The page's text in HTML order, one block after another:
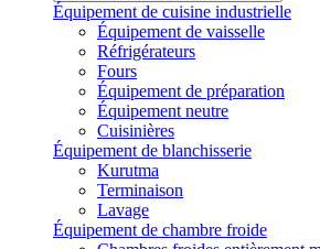
Équipement de cuisine industrielle
Équipement de vaisselle
Réfrigérateurs
Fours
Équipement de préparation
Équipement neutre
Cuisinières
Équipement de blanchisserie
Kurutma
Terminaison
Lavage
Équipement de chambre froide